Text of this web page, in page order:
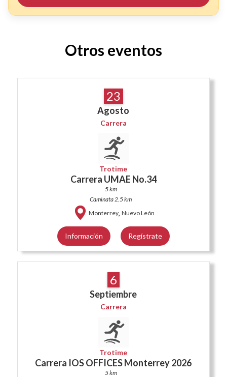
Otros eventos
23
Agosto
Carrera
Trotime
Carrera UMAE No.34
5 km
Caminata 2.5 km
Monterrey, Nuevo León
Información Regístrate
6
Septiembre
Carrera
Trotime
Carrera IOS OFFICES Monterrey 2026
5 km